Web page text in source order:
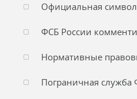
Официальная
ФСБ России
Нормативные
Пограничная служба